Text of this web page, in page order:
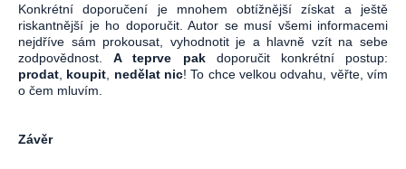
Konkrétní doporučení je mnohem obtížnější získat a ještě
riskantnější je ho doporučit. Autor se musí všemi informacemi
nejdříve sám prokousat, vyhodnotit je a hlavně vzít na sebe
zodpovědnost.A teprve pakdoporučit konkrétní postup:
prodat koupit nedělat nic! To chce velkou odvahu, věřte, vím
o čem mluvím.
Závěr